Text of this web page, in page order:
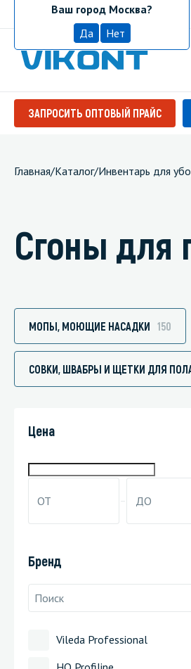
МоскваВаш город Москва?
Да
Нет
ЗАПРОСИТЬ ОПТОВЫЙ ПРАЙС
Главная/Каталог/Инвентарь для
Сгоны для
МОПЫ, МОЮЩИЕ НАСАДКИ 150
СОВКИ, ШВАБРЫ И ЩЕТКИ ДЛЯ
Цена
Бренд
Vileda Professional